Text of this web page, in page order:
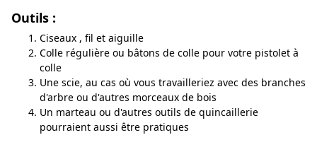
Outils :
Ciseaux , fil et aiguille
Colle régulière ou bâtons de colle pour votre pistolet à
colle
Une scie, au cas où vous travailleriez avec des branches
d'arbre ou d'autres morceaux de bois
Un marteau ou d'autres outils de quincaillerie
pourraient aussi être pratiques